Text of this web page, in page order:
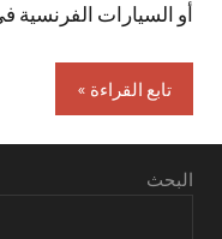
أو السيارات
تابع القراءة
البحث